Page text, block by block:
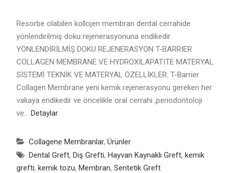
Resorbe olabilen kollojen membran dental cerrahide
yönlendirilmiş doku rejenerasyonuna endikedir.
YÖNLENDİRİLMİŞ DOKU REJENERASYON T-BARRIER
COLLAGEN MEMBRANE VE HYDROXILAPATITE MATERYAL
SİSTEMİ TEKNİK VE MATERYAL ÖZELLİKLER: T-Barrier
Collagen Membrane yeni kemik rejenerasyonu gereken her
vakaya endikedir ve öncelikle oral cerrahi ,periodontoloji
ve… Detaylar
Collagene Membranlar, Ürünler
Dental Greft, Diş Grefti, Hayvan Kaynaklı Greft, kemik
grefti, kemik tozu, Membran, Sentetik Greft